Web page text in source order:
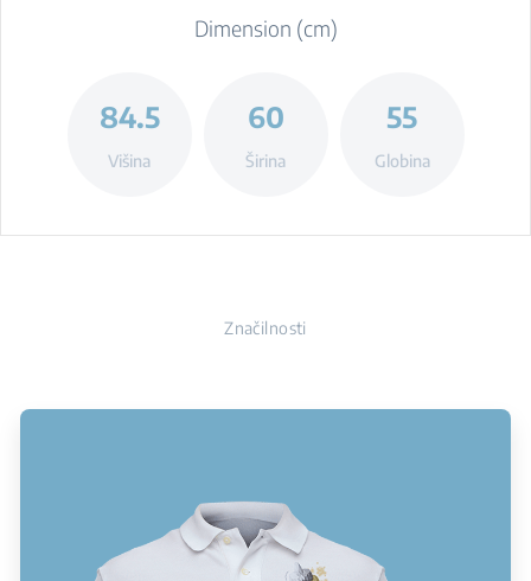
Dimension (cm)
84.5
Višina
60
Širina
55
Globina
Značilnosti